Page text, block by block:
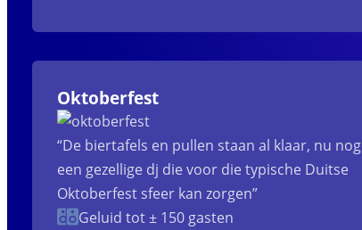
Oktoberfest
“De biertafels en pullen staan al klaar, nu nog
een gezellige dj die voor die typische Duitse
Oktoberfest sfeer kan zorgen”
Geluid tot ± 150 gasten